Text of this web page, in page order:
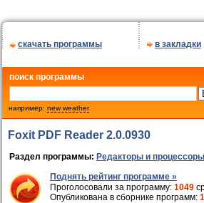
скачать программы в закладки
поиск программы
например: new weather
Foxit PDF Reader 2.0.0930
Раздел программы: Редакторы и процессоры
Поднять рейтинг программе »
Проголосовали за программу: 1049
Опубликована в сборнике программ: